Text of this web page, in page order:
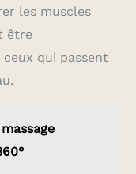
les muscles
être
qui passent